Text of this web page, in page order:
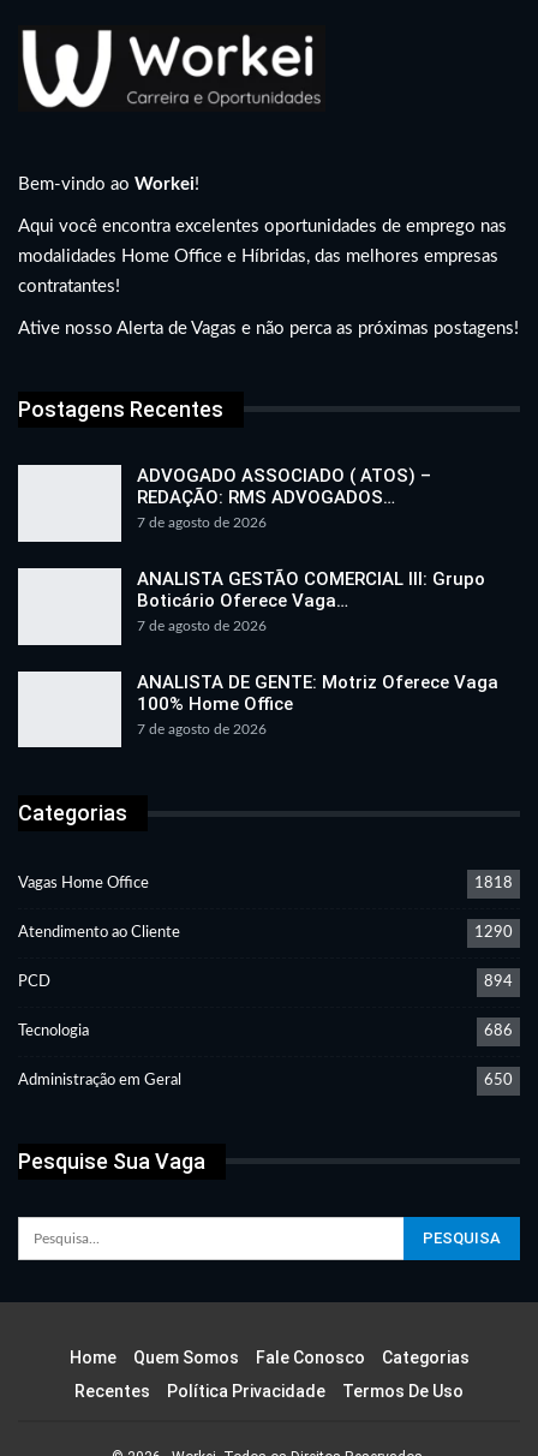
Bem-vindo ao Workei!
Aqui você encontra excelentes oportunidades de emprego nas
modalidades Home Office e Híbridas, das melhores empresas
contratantes!
Ative nosso Alerta de Vagas e não perca as próximas postagens!
Postagens Recentes
ADVOGADO ASSOCIADO ( ATOS) –
REDAÇÃO: RMS ADVOGADOS…
7 de agosto de 2026
ANALISTA GESTÃO COMERCIAL III: Grupo
Boticário Oferece Vaga…
7 de agosto de 2026
ANALISTA DE GENTE: Motriz Oferece Vaga
100% Home Office
7 de agosto de 2026
Categorias
Vagas Home Office 1818
Atendimento ao Cliente 1290
PCD 894
Tecnologia 686
Administração em Geral 650
Pesquise Sua Vaga
Home Quem Somos Fale Conosco
Categorias
Recentes
Política Privacidade Termos De Uso